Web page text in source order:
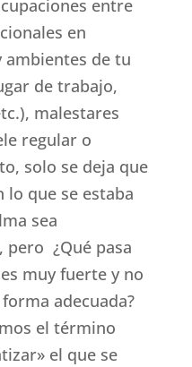
entre
en
de tu
de trabajo,
malestares
regular o
solo se deja que
lo que se estaba
sea
pero ¿Qué pasa
muy fuerte y no
adecuada?
el término
el que se